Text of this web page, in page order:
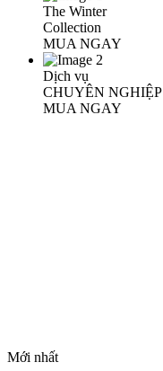
The Winter
Collection
MUA NGAY
Dịch vụ
CHUYÊN NGHIỆP
MUA NGAY
Mới nhất